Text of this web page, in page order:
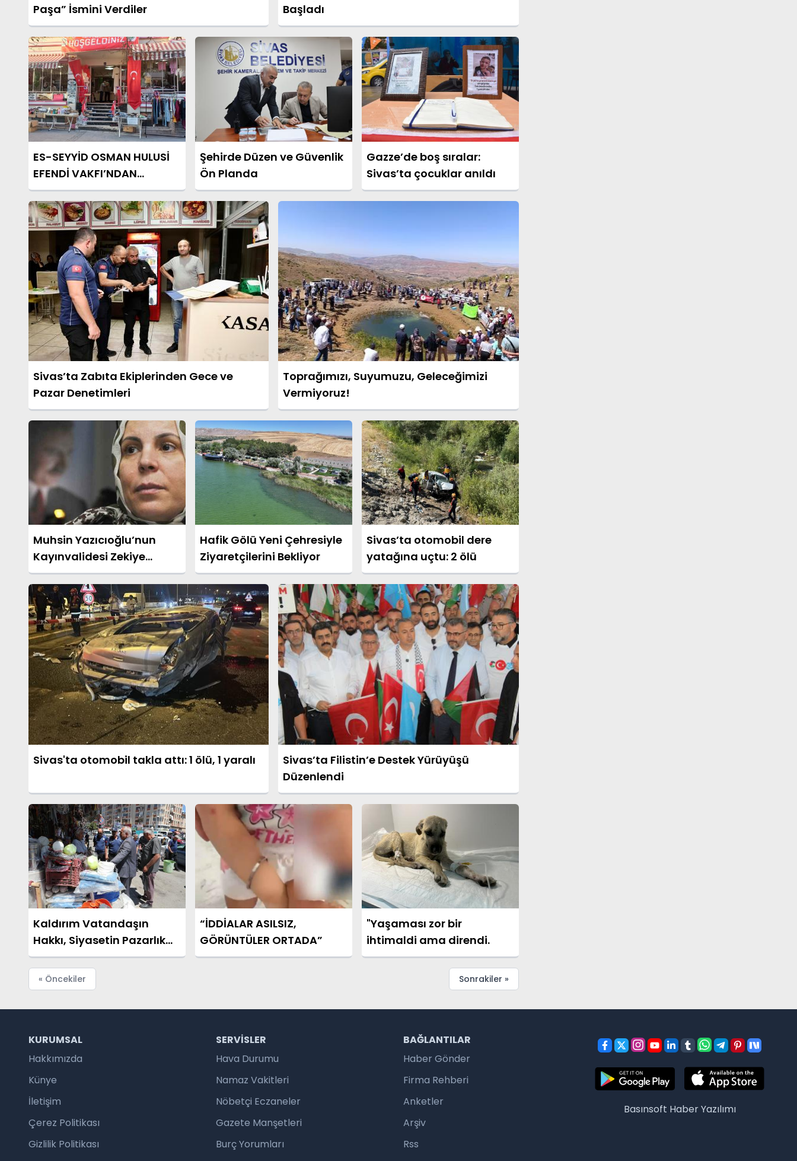
Paşa” İsmini Verdiler
Başladı
ES-SEYYİD OSMAN HULUSİ
EFENDİ VAKFI’NDAN
ANLAMLI KERMES
Şehirde Düzen ve Güvenlik
Ön Planda
Gazze’de boş sıralar:
Sivas’ta çocuklar anıldı
Sivas’ta Zabıta Ekiplerinden Gece ve
Pazar Denetimleri
Toprağımızı, Suyumuzu, Geleceğimizi
Vermiyoruz!
Muhsin Yazıcıoğlu’nun
Kayınvalidesi Zekiye
Pakdil Vefat Etti
Hafik Gölü Yeni Çehresiyle
Ziyaretçilerini Bekliyor
Sivas’ta otomobil dere
yatağına uçtu: 2 ölü
Sivas'ta otomobil takla attı: 1 ölü, 1 yaralı
Sivas’ta Filistin’e Destek Yürüyüşü
Düzenlendi
Kaldırım Vatandaşın
Hakkı, Siyasetin Pazarlık
Konusu Değil!
“İDDİALAR ASILSIZ,
GÖRÜNTÜLER ORTADA”
"Yaşaması zor bir
ihtimaldi ama direndi.
« Öncekiler Sonrakiler »
KURUMSAL
Hakkımızda
Künye
İletişim
Çerez Politikası
Gizlilik Politikası
SERVISLER
Hava Durumu
Namaz Vakitleri
Nöbetçi Eczaneler
Gazete Manşetleri
Burç Yorumları
BAĞLANTILAR
Haber Gönder
Firma Rehberi
Anketler
Arşiv
Rss
Basınsoft Haber Yazılımı